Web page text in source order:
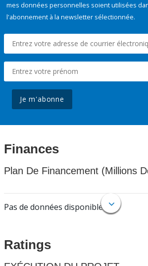
mes données personnelles soient utilisées
l'abonnement à la newsletter sélectionnée.
Je m'abonne
Finances
Plan De Financement (Millions
Pas de données disponibles.
Ratings